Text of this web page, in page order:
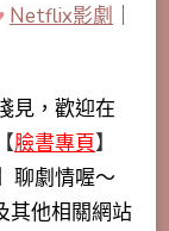
Netflix影劇
見，歡迎在
【臉書專頁】
聊劇情喔～
其他相關網站